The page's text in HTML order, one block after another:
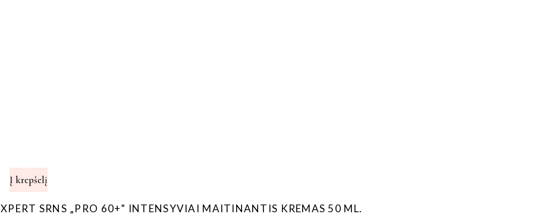
Į krepšelį
SRNS „PRO 60+” INTENSYVIAI MAITINANTIS KREMAS 50 ML.